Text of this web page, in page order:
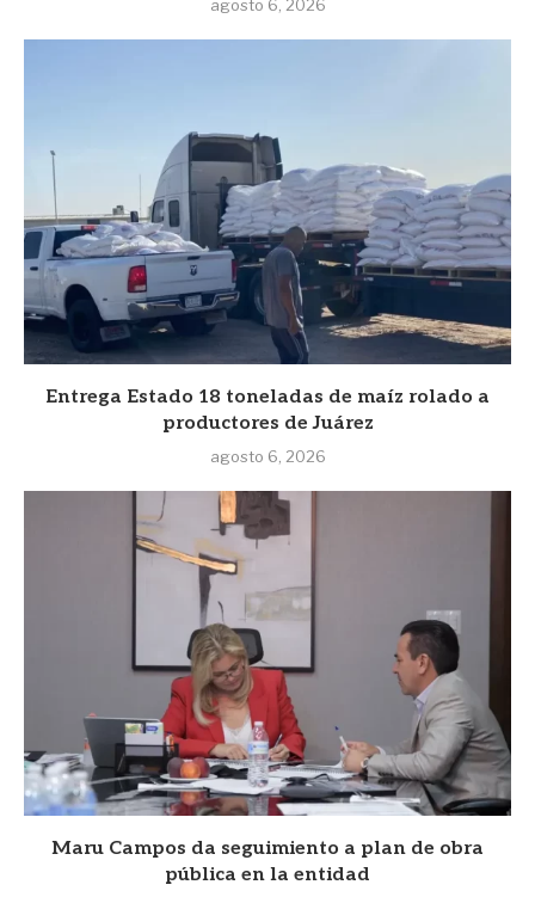
agosto 6, 2026
Entrega Estado 18 toneladas de maíz rolado a
productores de Juárez
agosto 6, 2026
Maru Campos da seguimiento a plan de obra
pública en la entidad